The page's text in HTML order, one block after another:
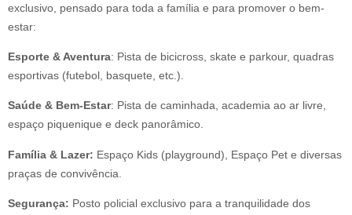
exclusivo, pensado para toda a família e para promover o bem-
estar:
Esporte & Aventura: Pista de bicicross, skate e parkour, quadras
esportivas (futebol, basquete, etc.).
Saúde & Bem-Estar: Pista de caminhada, academia ao ar livre,
espaço piquenique e deck panorâmico.
Família & Lazer: Espaço Kids (playground), Espaço Pet e diversas
praças de convivência.
Segurança: Posto policial exclusivo para a tranquilidade dos